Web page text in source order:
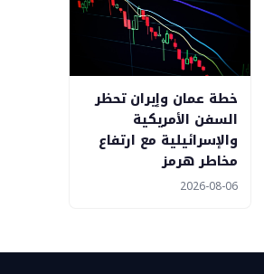
خطة عمان وإيران تحظر
السفن الأمريكية
والإسرائيلية مع ارتفاع
مخاطر هرمز
2026-08-06